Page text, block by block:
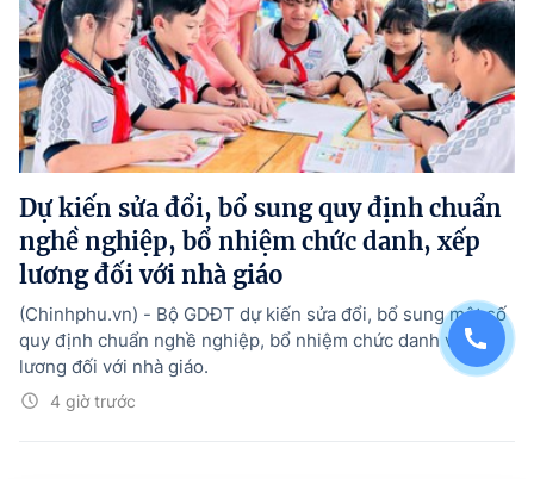
Dự kiến sửa đổi, bổ sung quy định chuẩn
nghề nghiệp, bổ nhiệm chức danh, xếp
lương đối với nhà giáo
4 giờ trước
(Chinhphu.vn) - Bộ GDĐT dự kiến sửa đổi, bổ sung một số
quy định chuẩn nghề nghiệp, bổ nhiệm chức danh và xếp
lương đối với nhà giáo.